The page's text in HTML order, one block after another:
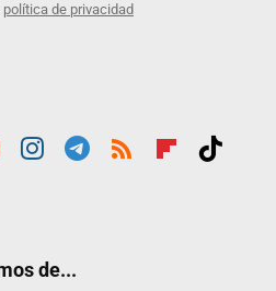
política de privacidad
de...